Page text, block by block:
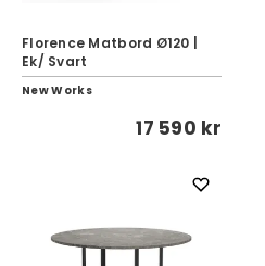
Florence Matbord Ø120 |
Ek/ Svart
New Works
17 590 kr